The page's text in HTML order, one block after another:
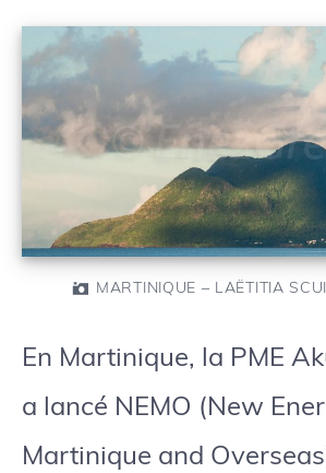
MARTINIQUE – LAËTITIA
En Martinique, la PME
a lancé NEMO (New
Martinique and